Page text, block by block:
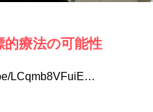
療法の可能性
LCqmb8VFuiE…